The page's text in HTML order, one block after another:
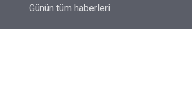
Konya’da Taşlı Bıçaklı Kavga: 4 Yaralı
Günün tüm haberleri